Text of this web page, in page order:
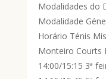
Modalidades do
Modalidade
Horário Ténis
Monteiro Courts
14:00/15:15 3ª